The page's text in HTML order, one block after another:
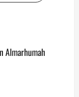
Almarhumah